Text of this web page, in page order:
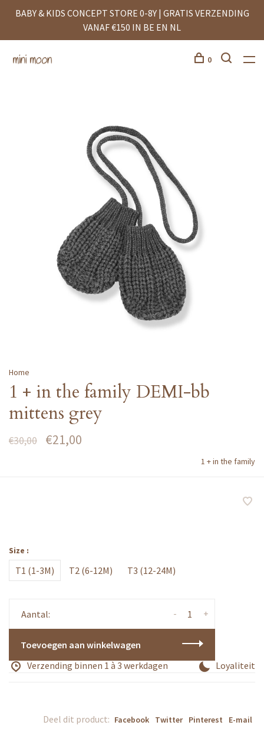
BABY & KIDS CONCEPT STORE 0-8Y | GRATIS VERZENDING
VANAF €150 IN BE EN NL
0
Home
1 + in the family DEMI-bb
mittens grey
€30,00 €21,00
1 + in the family
Size :
T1 (1-3M) T2 (6-12M) T3 (12-24M)
Aantal: +
-
Toevoegen aan winkelwagen
Verzending binnen 1 à 3 werkdagen
Deel dit product: Facebook Twitter Pinterest E-mail